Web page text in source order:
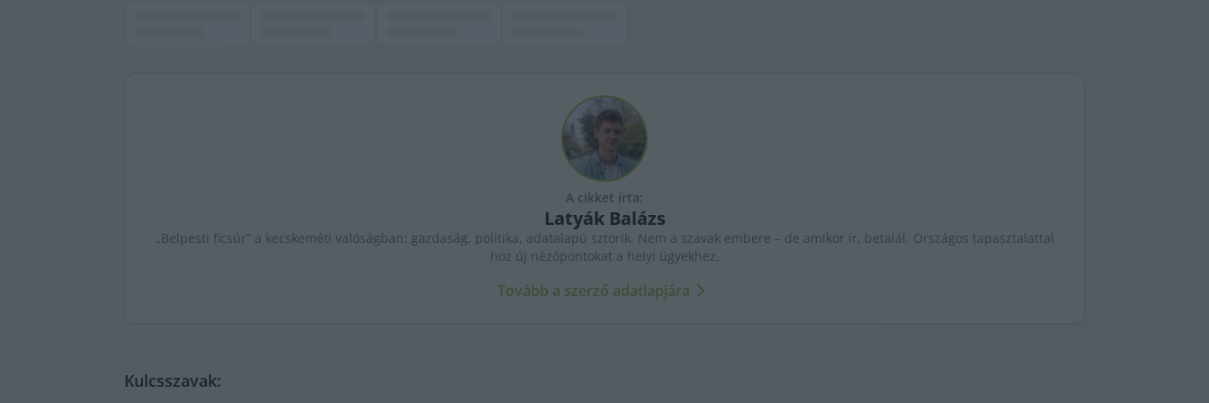
A cikket írta:
Latyák Balázs
„Belpesti ficsúr” a kecskeméti valóságban: gazdaság, politika, adatalapú sztorik. Nem a szavak embere – de amikor ír, betalál. Országos tapasztalattal
hoz új nézőpontokat a helyi ügyekhez.
Tovább a szerző adatlapjára
Kulcsszavak: